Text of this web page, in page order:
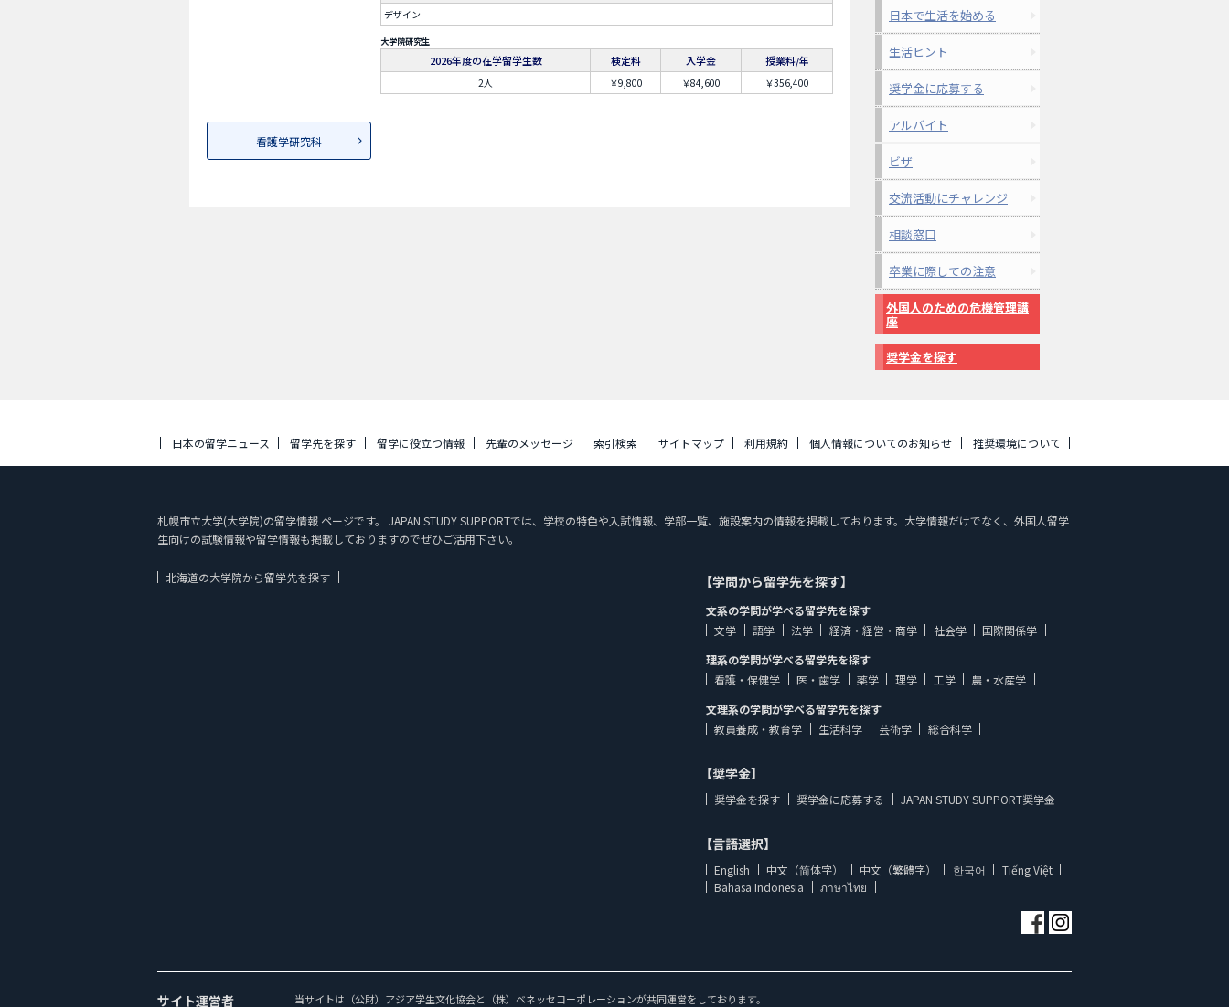
デザイン
大学院研究生
2026年度の在学留学生数 検定料 入学金 授業料/年
2人 ￥9,800 ￥84,600 ￥356,400
看護学研究科
日本で生活を始める
生活ヒント
奨学金に応募する
アルバイト
ビザ
交流活動にチャレンジ
相談窓口
卒業に際しての注意
外国人のための危機管理講
座
奨学金を探す
日本の留学ニュース 留学先を探す 留学に役立つ情報 先輩のメッセージ 索引検索 サイトマップ 利用規約 個人情報についてのお知らせ 推奨環境について
札幌市立大学(大学院)の留学情報 ページです。 JAPAN STUDY SUPPORTでは、学校の特色や入試情報、学部一覧、施設案内の情報を掲載しております。大学情報だけでなく、外国人留学
生向けの試験情報や留学情報も掲載しておりますのでぜひご活用下さい。
北海道の大学院から留学先を探す 【学問から留学先を探す】
文系の学問が学べる留学先を探す
文学
語学 法学 経済・経営・商学 社会学
国際関係学
理系の学問が学べる留学先を探す
看護・保健学
医・歯学 薬学 理学 工学
農・水産学
文理系の学問が学べる留学先を探す
教員養成・教育学
生活科学 芸術学 総合科学
【奨学金】
奨学金を探す 奨学金に応募する JAPAN STUDY SUPPORT奨学金
【言語選択】
English 中文（简体字） 中文（繁體字） 한국어
Tiếng Việt
Bahasa Indonesia
ภาษาไทย
サイト運営者 当サイトは（公財）アジア学生文化協会と（株）ベネッセコーポレーションが共同運営をしております。